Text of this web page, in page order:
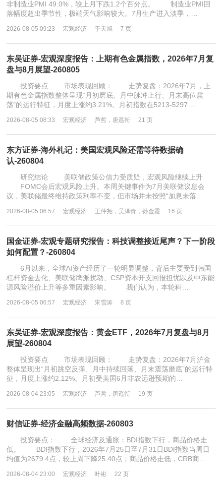
非制造业PMI 49.0%，较上月下跌1.2个百分点。 制造业PMI回
落幅度超出季节性，极端天气影响较大。7月生产进入淡季，…
2026-08-05 09:23 宏观经济 于天旭 7 页
东吴证券-宏观深度报告：上期有色金属指数，2026年7月复
盘与8月展望-260805
投资要点 市场表现回顾： 走势复盘：2026年7月，上
期有色金属指数整体呈现“月初磨底、月中脉冲上行、月末高位震
荡”的运行特征，月度上涨约3.21%。月初指数在5213-5297…
2026-08-05 08:33 宏观经济 芦哲，唐遥衔 21 页
东方证券-海外札记：美国宏观风险还需等待数据确
认-260804
研究结论 美联储政策公信力受质疑，宏观风险继续上升
FOMC会后宏观风险上升。本周关键事件为7月美联储议息会
议，美联储最终维持政策利率不变，但市场并未按照“加息未落…
2026-08-05 06:57 宏观经济 王仲尧，吴泽青，孙金霞 16 页
国金证券-宏观专题研究报告：科技调整接近尾声？下一阶段
如何配置？-260804
6月以来，全球AI资产经历了一轮明显调整，背后主要受到韩国
杠杆资金去化、美联储鹰派扰动、CSP资本开支回报担忧以及中东能
源风险溢价上升等多重因素影响。 我们认为，本轮科…
2026-08-05 06:57 宏观经济 宋雪涛 8 页
东吴证券-宏观深度报告：黄金ETF，2026年7月复盘与8月
展望-260804
投资要点 市场表现回顾： 走势复盘：2026年7月沪金
整体呈现出“月初跳空反弹、月中持续回落、月末震荡磨底”的运行特
征，月度上涨约2.12%。月初受美国6月非农远逊预期的…
2026-08-04 23:05 宏观经济 芦哲，唐遥衔 19 页
财信证券-经济金融高频数据-260803
投资要点： 全球经济及通胀：BDI指数下行，商品价格走
低。 BDI指数下行，2026年7月25日至7月31日BDI指数当周日
均值为2679.4点，较上周下降25.40点；商品价格走低，CRB商…
2026-08-04 23:00 宏观经济 叶彬 22 页